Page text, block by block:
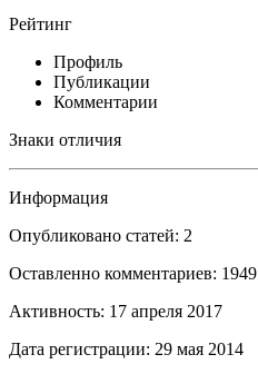
Рейтинг
Профиль
Публикации
Комментарии
Знаки отличия
Информация
Опубликовано статей: 2
Оставленно комментариев: 1949
Активность: 17 апреля 2017
Дата регистрации: 29 мая 2014